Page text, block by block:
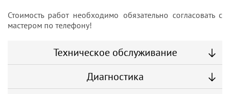
Стоимость работ необходимо обязательно согласовать с
мастером по телефону!
Техническое обслуживание
Диагностика